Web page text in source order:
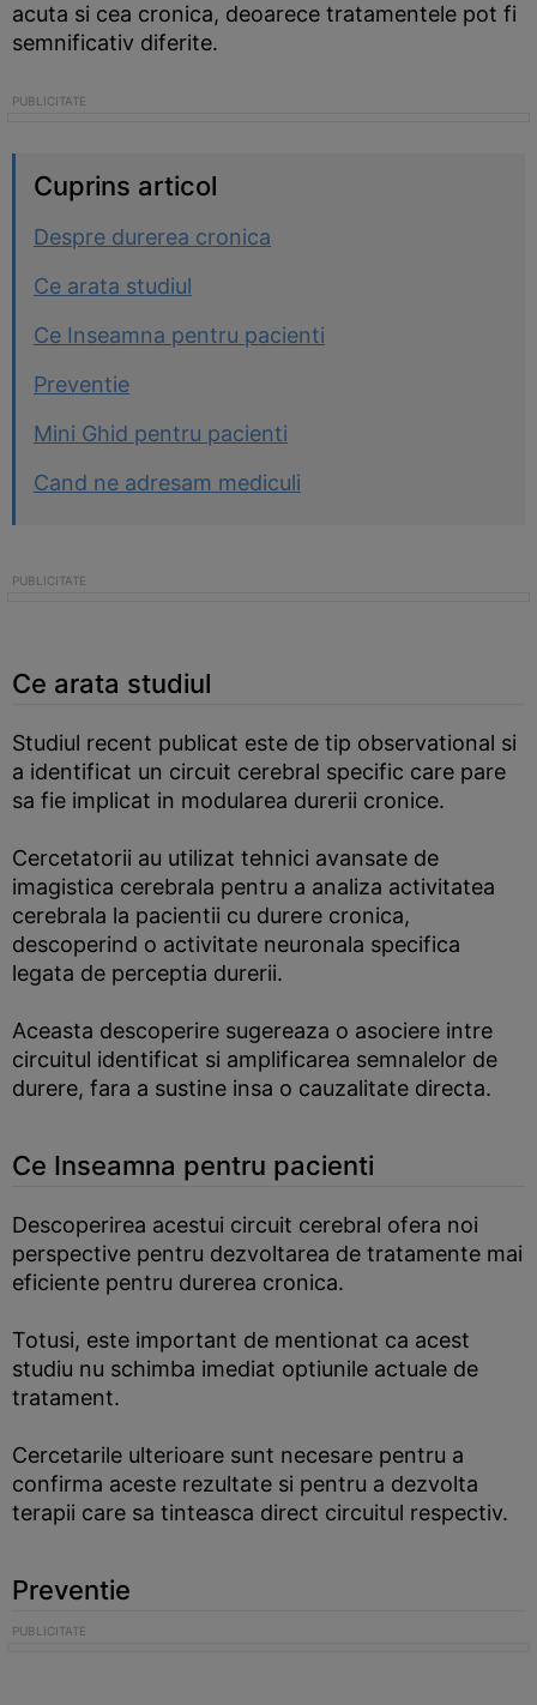
acuta si cea cronica, deoarece tratamentele pot fi
semnificativ diferite.
Cuprins articol
Despre durerea cronica
Ce arata studiul
Ce Inseamna pentru pacienti
Preventie
Mini Ghid pentru pacienti
Cand ne adresam mediculi
Ce arata studiul
Studiul recent publicat este de tip observational si
a identificat un circuit cerebral specific care pare
sa fie implicat in modularea durerii cronice.
Cercetatorii au utilizat tehnici avansate de
imagistica cerebrala pentru a analiza activitatea
cerebrala la pacientii cu durere cronica,
descoperind o activitate neuronala specifica
legata de perceptia durerii.
Aceasta descoperire sugereaza o asociere intre
circuitul identificat si amplificarea semnalelor de
durere, fara a sustine insa o cauzalitate directa.
Ce Inseamna pentru pacienti
Descoperirea acestui circuit cerebral ofera noi
perspective pentru dezvoltarea de tratamente mai
eficiente pentru durerea cronica.
Totusi, este important de mentionat ca acest
studiu nu schimba imediat optiunile actuale de
tratament.
Cercetarile ulterioare sunt necesare pentru a
confirma aceste rezultate si pentru a dezvolta
terapii care sa tinteasca direct circuitul respectiv.
Preventie